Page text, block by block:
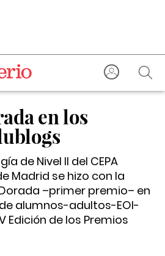
en los
de Nivel II del CEPA
Madrid se hizo con la
–primer premio– en
alumnos-adultos-EOI-
Edición de los Premios